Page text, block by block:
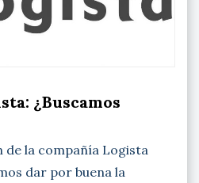
¿Buscamos
de la compañía Logista
dar por buena la